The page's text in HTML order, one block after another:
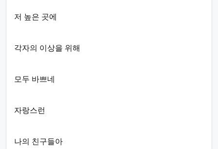
저 높은 곳에
각자의 이상을 위해
모두 바쁘네
자랑스런
나의 친구들아